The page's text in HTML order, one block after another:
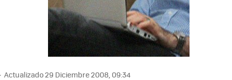
Actualizado 29 Diciembre 2008, 09:34